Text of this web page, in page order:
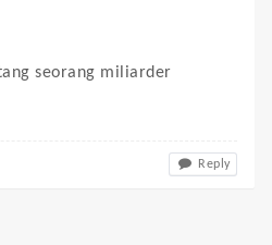
seorang miliarder
Reply